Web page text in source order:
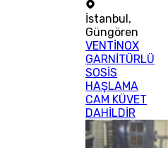
İstanbul ,
Güngören
VENTİNOX
GARNİTÜRLÜ
SOSİS
HAŞLAMA
CAM KÜVET
DAHİLDİR